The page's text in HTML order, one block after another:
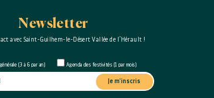
Newsletter
avec Saint-Guilhem-le-Désert Vallée de l’Hérault !
(3 à 6 par an) Agenda des festivités (1 par mois)
Je m'inscris